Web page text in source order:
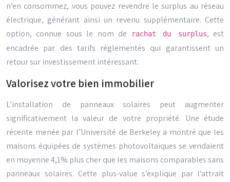
n’en consommez, vous pouvez revendre le surplus au réseau
électrique, générant ainsi un revenu supplémentaire. Cette
option, connue sous le nom de
rachat du surplus, est
encadrée par des tarifs réglementés qui garantissent un
retour sur investissement intéressant.
Valorisez votre bien immobilier
L’installation de panneaux solaires peut augmenter
significativement la valeur de votre propriété. Une étude
récente menée par l’Université de Berkeley a montré que les
maisons équipées de systèmes photovoltaïques se vendaient
en moyenne 4,1% plus cher que les maisons comparables sans
panneaux solaires. Cette plus-value s’explique par l’attrait